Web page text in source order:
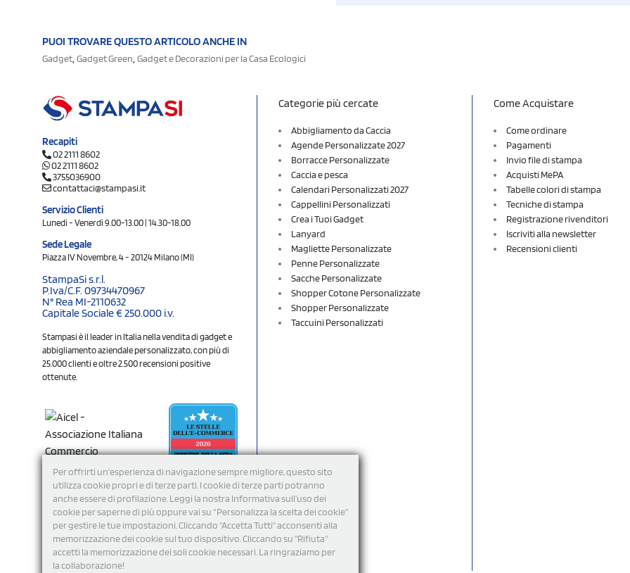
Per offrirti un'esperienza di navigazione sempre migliore, questo sito
utilizza cookie propri e di terze parti. I cookie di terze parti potranno
anche essere di profilazione. Leggi la nostra Informativa sull’uso dei
cookie per saperne di più oppure vai su “Personalizza la scelta dei cookie”
per gestire le tue impostazioni. Cliccando "Accetta Tutti" acconsenti alla
memorizzazione dei cookie sul tuo dispositivo. Cliccando su "Rifiuta"
accetti la memorizzazione dei soli cookie necessari. La ringraziamo per
la collaborazione!
PUOI TROVARE QUESTO ARTICOLO ANCHE IN
Gadget Gadget Green Gadget e Decorazioni per la Casa Ecologici
Recapiti
02 2111 8602
02 2111 8602
3755036900
contattaci@stampasi.it
Servizio Clienti
Lunedì - Venerdì 9.00-13.00 | 14.30-18.00
Sede Legale
Piazza IV Novembre, 4 - 20124 Milano (MI)
StampaSi s.r.l.
P.Iva/C.F. 09734470967
N° Rea MI-2110632
Capitale Sociale € 250.000 i.v.
Stampasi è il leader in Italia nella vendita di gadget e
abbigliamento aziendale personalizzato, con più di
25.000 clienti e oltre 2.500 recensioni positive
ottenute.
Seguici
Categorie più cercate
Abbigliamento da Caccia
Agende Personalizzate 2027
Borracce Personalizzate
Caccia e pesca
Calendari Personalizzati 2027
Cappellini Personalizzati
Crea i Tuoi Gadget
Lanyard
Magliette Personalizzate
Penne Personalizzate
Sacche Personalizzate
Shopper Cotone Personalizzate
Shopper Personalizzate
Taccuini Personalizzati
Come Acquistare
Come ordinare
Pagamenti
Invio file di stampa
Acquisti MePA
Tabelle colori di stampa
Tecniche di stampa
Registrazione rivenditori
Iscriviti alla newsletter
Recensioni clienti